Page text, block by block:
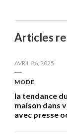
Articles
AVRIL 26, 2025
MODE
la tendance
maison dans
avec presse